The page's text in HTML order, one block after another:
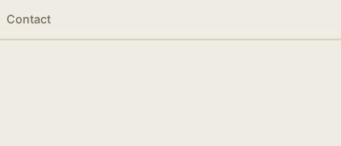
Contact